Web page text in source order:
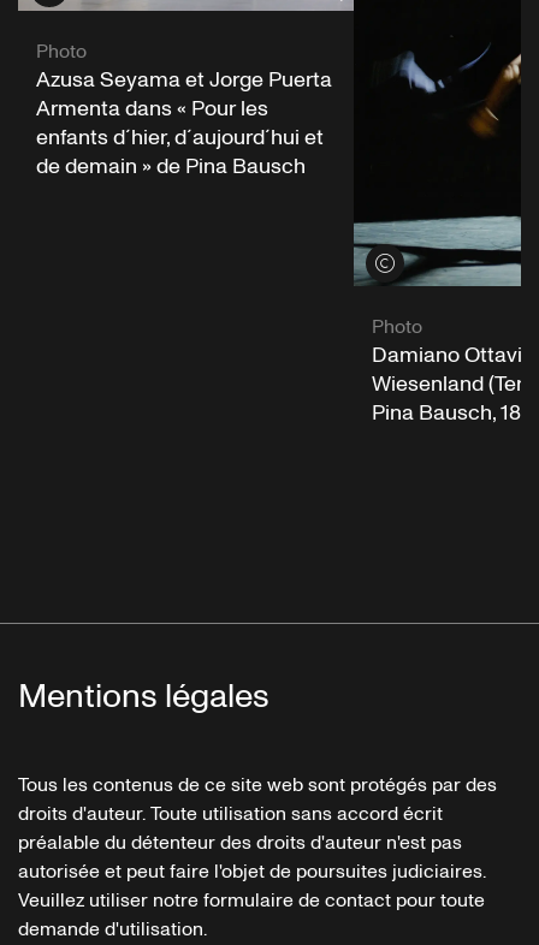
Photo
Azusa Seyama et Jorge Puerta
Armenta dans « Pour les
enfants d´hier, d´aujourd´hui et
de demain » de Pina Bausch
Voir les crédits
Photo
Damiano Ottavio
Wiesenland
Pina Bausch, 18
Mentions légales
Tous les contenus de ce site web sont protégés par des
droits d'auteur. Toute utilisation sans accord écrit
préalable du détenteur des droits d'auteur n'est pas
autorisée et peut faire l'objet de poursuites judiciaires.
Veuillez utiliser notre formulaire de contact pour toute
demande d'utilisation.